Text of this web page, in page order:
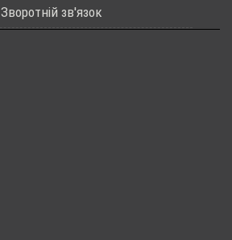
Зворотній зв'язок